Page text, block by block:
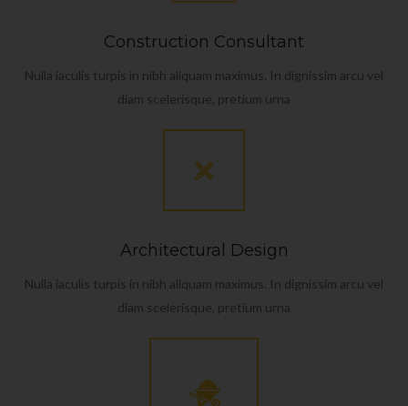
Construction Consultant
Nulla iaculis turpis in nibh aliquam maximus. In dignissim arcu vel
diam scelerisque, pretium urna
Architectural Design
Nulla iaculis turpis in nibh aliquam maximus. In dignissim arcu vel
diam scelerisque, pretium urna